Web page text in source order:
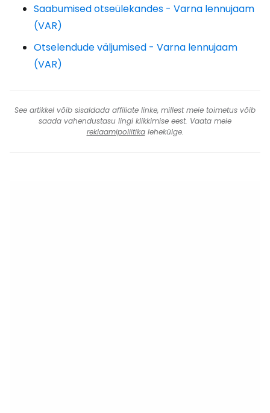
Saabumised otseülekandes - Varna lennujaam
(VAR)
Otselendude väljumised - Varna lennujaam
(VAR)
See artikkel võib sisaldada affiliate linke, millest meie toimetus võib
saada vahendustasu lingi klikkimise eest. Vaata meie
reklaamipoliitikalehekülge.